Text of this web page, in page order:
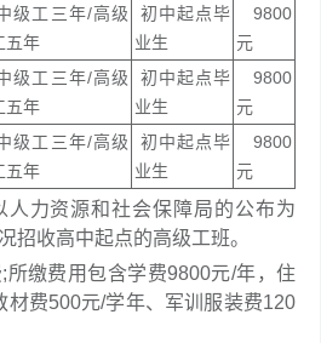
级工三年/高级
五年
初中起点毕
业生
9800
元
级工三年/高级
五年
初中起点毕
业生
9800
元
级工三年/高级
五年
初中起点毕
业生
9800
元
人力资源和社会保障局的公布为
招收高中起点的高级工班。
缴费用包含学费9800元/年，住
材费500元/学年、军训服装费120